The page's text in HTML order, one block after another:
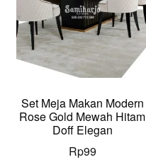
Set Meja Makan Modern
Rose Gold Mewah Hitam
Doff Elegan
Rp99